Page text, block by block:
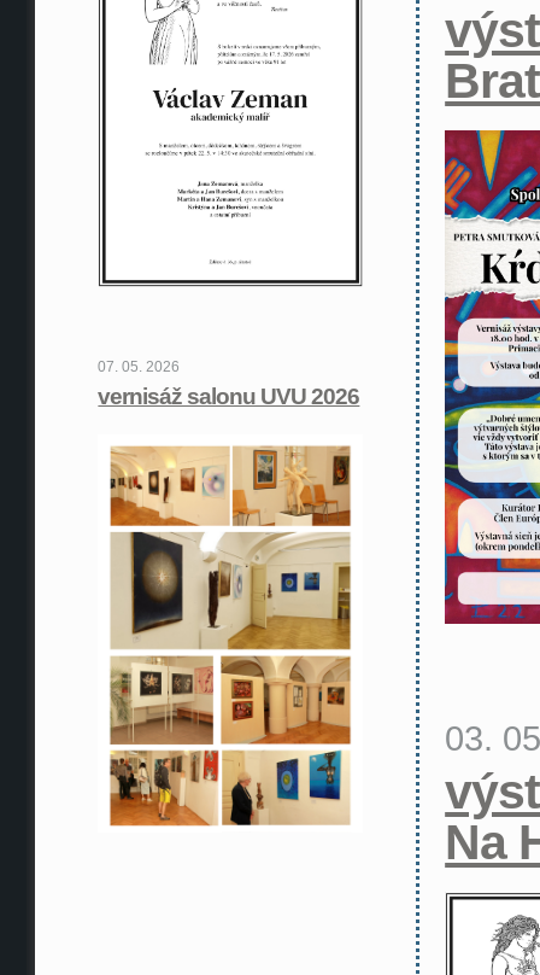
07. 05. 2026
vernisáž salonu UVU 2026
03.
Na